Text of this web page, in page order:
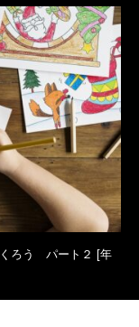
ろう パート２ [年